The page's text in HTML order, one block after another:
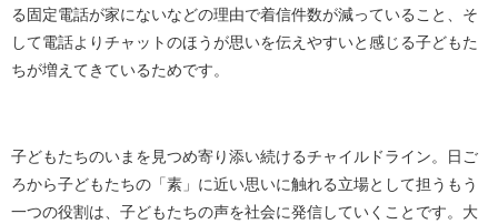
る固定電話が家にないなどの理由で着信件数が減っていること、そ
して電話よりチャットのほうが思いを伝えやすいと感じる子どもた
ちが増えてきているためです。
子どもたちのいまを見つめ寄り添い続けるチャイルドライン。日ご
ろから子どもたちの「素」に近い思いに触れる立場として担うもう
一つの役割は、子どもたちの声を社会に発信していくことです。大